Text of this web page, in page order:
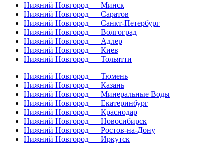
Нижний Новгород — Минск
Нижний Новгород — Саратов
Нижний Новгород — Санкт-Петербург
Нижний Новгород — Волгоград
Нижний Новгород — Адлер
Нижний Новгород — Киев
Нижний Новгород — Тольятти
Нижний Новгород — Тюмень
Нижний Новгород — Казань
Нижний Новгород — Минеральные Воды
Нижний Новгород — Екатеринбург
Нижний Новгород — Краснодар
Нижний Новгород — Новосибирск
Нижний Новгород — Ростов-на-Дону
Нижний Новгород — Иркутск